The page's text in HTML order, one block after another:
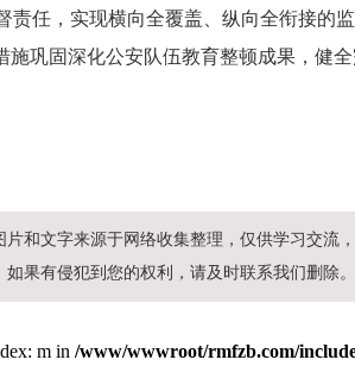
责任，实现横向全覆盖、纵向全衔接的
施巩固深化公安队伍教育整顿成果，健
片和文字来源于网络收集整理，仅供学习交流
如果有侵犯到您的权利，请及时联系我们删除。
m in /www/wwwroot/rmfzb.com/